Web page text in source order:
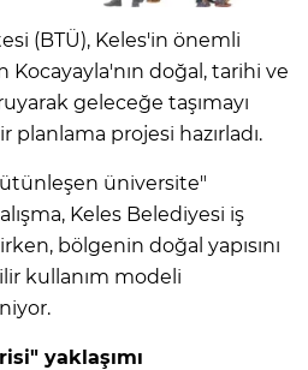
(BTÜ), Keles'in önemli
doğal, tarihi ve
geleceğe taşımayı
planlama projesi hazırladı.
üniversite"
Keles Belediyesi iş
bölgenin doğal yapısını
kullanım modeli
yaklaşımı